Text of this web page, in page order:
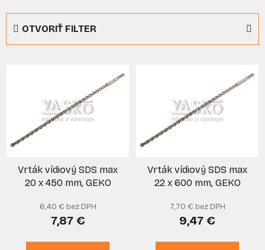
n
u
OTVORIŤ FILTER
p
Vrták vídiový SDS max
20 x 450 mm, GEKO
6,40 € bez DPH
7,87 €
Vrták vídiový SDS max
22 x 600 mm, GEKO
7,70 € bez DPH
9,47 €